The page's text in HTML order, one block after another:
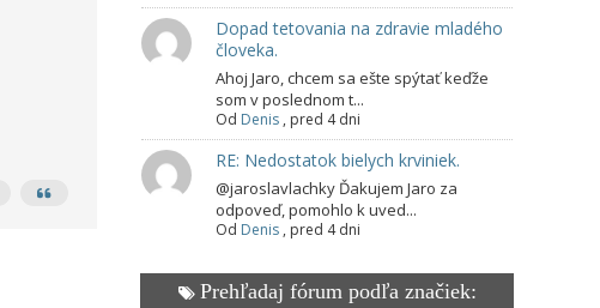
Dopad tetovania na zdravie mladého
človeka.
Ahoj Jaro, chcem sa ešte spýtať keďže
som v poslednom t...
Od Denis , pred 4 dni
RE: Nedostatok bielych krviniek.
@jaroslavlachky Ďakujem Jaro za
odpoveď, pomohlo k uved...
Od Denis , pred 4 dni
Prehľadaj fórum podľa značiek: